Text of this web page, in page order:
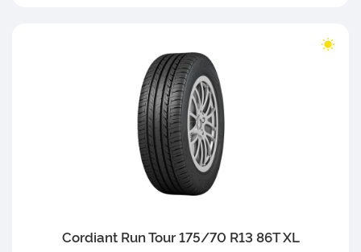
Cordiant Run Tour 175/70 R13 86T XL